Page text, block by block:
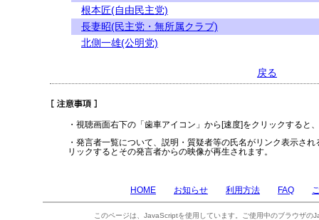
根本匠(自由民主党)
長妻昭(民主党・無所属クラブ)
北側一雄(公明党)
戻る
・視聴画面右下の「歯車アイコン」から[速度]をクリックすると
・発言者一覧について、説明・質疑者等の氏名がリンク表示さ
リックするとその発言者からの映像が再生されます。
HOME お知らせ 利用方法 FAQ
このページは、JavaScriptを使用しています。ご使用中のブラウザの